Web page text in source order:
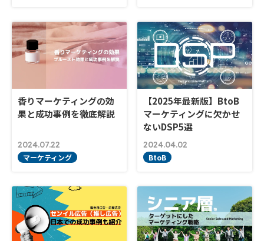
香りマーケティングの効
果と成功事例を徹底解説
2024.07.22
マーケティング
【2025年最新版】BtoB
マーケティングに欠かせ
ないDSP5選
2024.04.02
BtoB